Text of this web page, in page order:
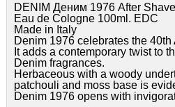
DENIM Деним 1976 After
Eau de Cologne 100ml. EDC
Made in Italy
Denim 1976 celebrates the
It adds a contemporary twist to
Denim fragrances.
Herbaceous with a woody
patchouli and moss base is
Denim 1976 opens with